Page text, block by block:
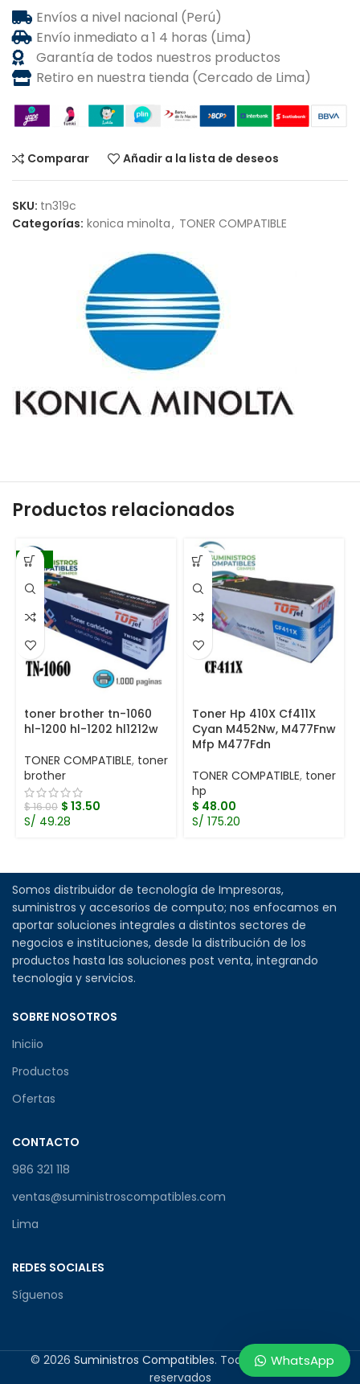
Envíos a nivel nacional (Perú)
Envío inmediato a 1 4 horas (Lima)
Garantía de todos nuestros productos
Retiro en nuestra tienda (Cercado de Lima)
Comparar Añadir a la lista de deseos
SKU: tn319c
Categorías: konica minolta, TONER COMPATIBLE
Productos relacionados
-16%
toner brother tn-1060
hl-1200 hl-1202 hl1212w
TONER COMPATIBLE, toner
brother
$16.00 $ 13.50
S/ 49.28
Toner Hp 410X Cf411X
Cyan M452Nw, M477Fnw
Mfp M477Fdn
TONER COMPATIBLE, toner
hp
$ 48.00
S/ 175.20
Somos distribuidor de tecnología de Impresoras,
suministros y accesorios de computo; nos enfocamos en
aportar soluciones integrales a distintos sectores de
negocios e instituciones, desde la distribución de los
productos hasta las soluciones post venta, integrando
tecnologia y servicios.
SOBRE NOSOTROS
Iniciio
Productos
Ofertas
CONTACTO
986 321 118
ventas@suministroscompatibles.com
Lima
REDES SOCIALES
Síguenos
© 2026 Suministros Compatibles. Todos los derechos
reservados
WhatsApp